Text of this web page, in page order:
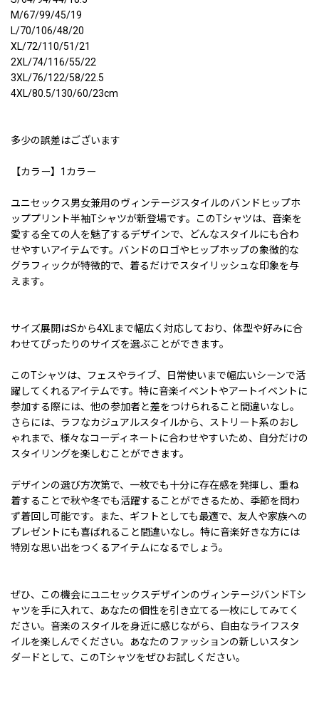
M/67/99/45/19
L/70/106/48/20
XL/72/110/51/21
2XL/74/116/55/22
3XL/76/122/58/22.5
4XL/80.5/130/60/23cm
多少の誤差はございます
【カラー】1カラー
ユニセックス男女兼用のヴィンテージスタイルのバンドヒップホ
ッププリント半袖Tシャツが新登場です。このTシャツは、音楽を
愛する全ての人を魅了するデザインで、どんなスタイルにも合わ
せやすいアイテムです。バンドのロゴやヒップホップの象徴的な
グラフィックが特徴的で、着るだけでスタイリッシュな印象を与
えます。
サイズ展開はSから4XLまで幅広く対応しており、体型や好みに合
わせてぴったりのサイズを選ぶことができます。
このTシャツは、フェスやライブ、日常使いまで幅広いシーンで活
躍してくれるアイテムです。特に音楽イベントやアートイベントに
参加する際には、他の参加者と差をつけられること間違いなし。
さらには、ラフなカジュアルスタイルから、ストリート系のおし
ゃれまで、様々なコーディネートに合わせやすいため、自分だけの
スタイリングを楽しむことができます。
デザインの選び方次第で、一枚でも十分に存在感を発揮し、重ね
着することで秋や冬でも活躍することができるため、季節を問わ
ず着回し可能です。また、ギフトとしても最適で、友人や家族への
プレゼントにも喜ばれること間違いなし。特に音楽好きな方には
特別な思い出をつくるアイテムになるでしょう。
ぜひ、この機会にユニセックスデザインのヴィンテージバンドTシ
ャツを手に入れて、あなたの個性を引き立てる一枚にしてみてく
ださい。音楽のスタイルを身近に感じながら、自由なライフスタ
イルを楽しんでください。あなたのファッションの新しいスタン
ダードとして、このTシャツをぜひお試しください。